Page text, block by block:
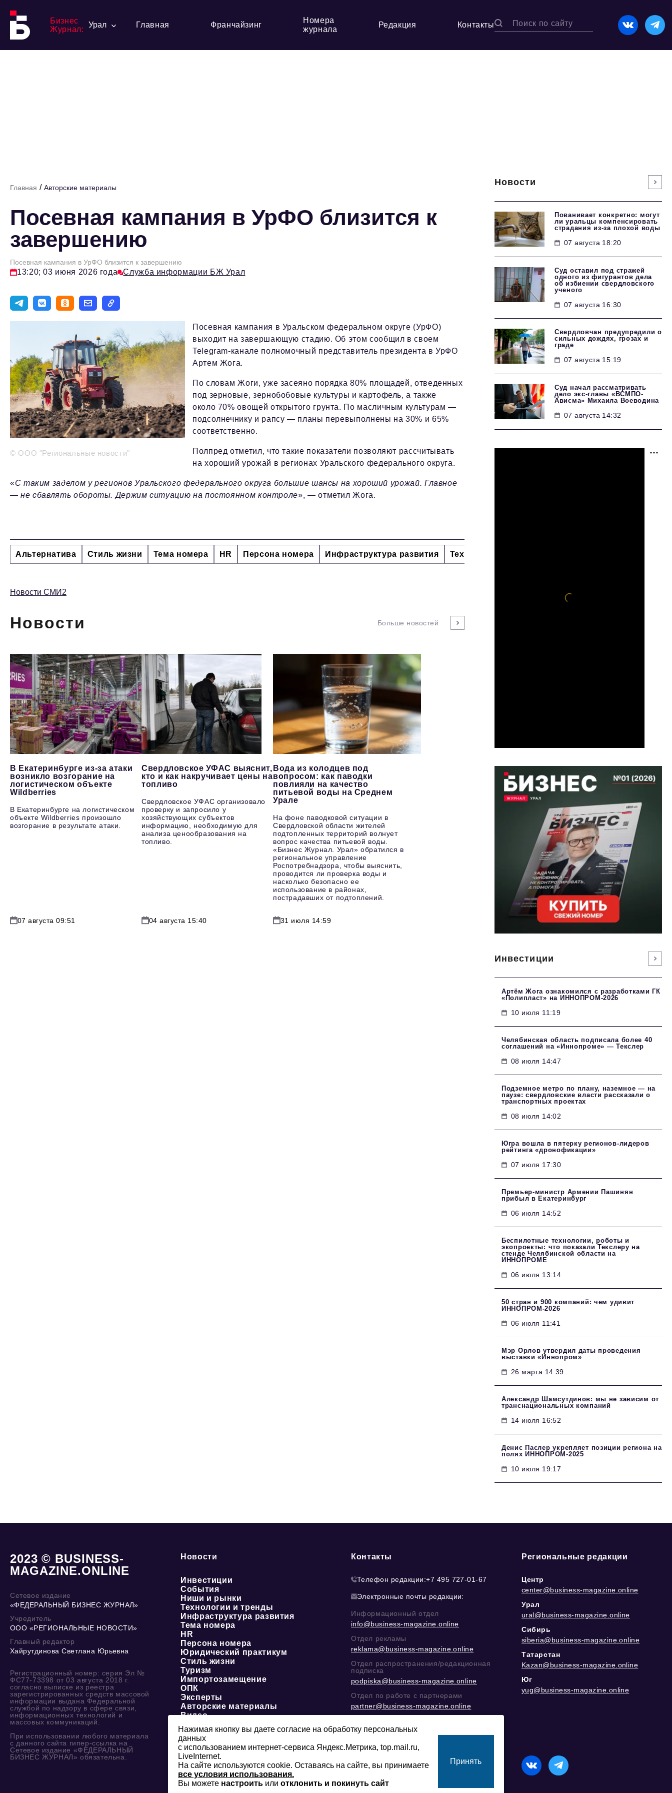
Бизнес
Журнал:
Урал Главная Франчайзинг
Номера
журнала
Редакция Контакты
Главная / Авторские материалы
Посевная кампания в УрФО близится к
завершению
Посевная кампания в УрФО близится к завершению
13:20; 03 июня 2026 года Служба информации БЖ Урал
© ООО "Региональные новости"
Посевная кампания в Уральском федеральном округе (УрФО)
выходит на завершающую стадию. Об этом сообщил в своем
Telegram-канале полномочный представитель президента в УрФО
Артем Жога.
По словам Жоги, уже засеяно порядка 80% площадей, отведенных
под зерновые, зернобобовые культуры и картофель, а также
около 70% овощей открытого грунта. По масличным культурам —
подсолнечнику и рапсу — планы перевыполнены на 30% и 65%
соответственно.
Полпред отметил, что такие показатели позволяют рассчитывать
на хороший урожай в регионах Уральского федерального округа.
«С таким заделом у регионов Уральского федерального округа большие шансы на хороший урожай. Главное
— не сбавлять обороты. Держим ситуацию на постоянном контроле», — отметил Жога.
Альтернатива Стиль жизни Тема номера HR Персона номера Инфраструктура развития Технологии и тренды
Новости СМИ2
Новости Больше новостей
В Екатеринбурге из-за атаки
возникло возгорание на
логистическом объекте
Wildberries
В Екатеринбурге на логистическом
объекте Wildberries произошло
возгорание в результате атаки.
07 августа 09:51
Свердловское УФАС выяснит,
кто и как накручивает цены на
топливо
Свердловское УФАС организовало
проверку и запросило у
хозяйствующих субъектов
информацию, необходимую для
анализа ценообразования на
топливо.
04 августа 15:40
Вода из колодцев под
вопросом: как паводки
повлияли на качество
питьевой воды на Среднем
Урале
На фоне паводковой ситуации в
Свердловской области жителей
подтопленных территорий волнует
вопрос качества питьевой воды.
«Бизнес Журнал. Урал» обратился в
региональное управление
Роспотребнадзора, чтобы выяснить,
проводится ли проверка воды и
насколько безопасно ее
использование в районах,
пострадавших от подтоплений.
31 июля 14:59
Новости
Пованивает конкретно: могут
ли уральцы компенсировать
страдания из-за плохой воды
07 августа 18:20
Суд оставил под стражей
одного из фигурантов дела
об избиении свердловского
ученого
07 августа 16:30
Свердловчан предупредили о
сильных дождях, грозах и
граде
07 августа 15:19
Суд начал рассматривать
дело экс-главы «ВСМПО-
Ависма» Михаила Воеводина
07 августа 14:32
Инвестиции
Артём Жога ознакомился с разработками ГК
«Полипласт» на ИННОПРОМ-2026
10 июля 11:19
Челябинская область подписала более 40
соглашений на «Иннопроме» — Текслер
08 июля 14:47
Подземное метро по плану, наземное — на
паузе: свердловские власти рассказали о
транспортных проектах
08 июля 14:02
Югра вошла в пятерку регионов-лидеров
рейтинга «дронофикации»
07 июля 17:30
Премьер-министр Армении Пашинян
прибыл в Екатеринбург
06 июля 14:52
Беспилотные технологии, роботы и
экопроекты: что показали Текслеру на
стенде Челябинской области на
ИННОПРОМЕ
06 июля 13:14
50 стран и 900 компаний: чем удивит
ИННОПРОМ‑2026
06 июля 11:41
Мэр Орлов утвердил даты проведения
выставки «Иннопром»
26 марта 14:39
Александр Шамсутдинов: мы не зависим от
транснациональных компаний
14 июля 16:52
Денис Паслер укрепляет позиции региона на
полях ИННОПРОМ-2025
10 июля 19:17
2023 © BUSINESS-
MAGAZINE.ONLINE
Сетевое издание
«ФЕДЕРАЛЬНЫЙ БИЗНЕС ЖУРНАЛ»
Учредитель
ООО «РЕГИОНАЛЬНЫЕ НОВОСТИ»
Главный редактор
Хайрутдинова Светлана Юрьевна
Регистрационный номер: серия Эл №
ФС77-73398 от 03 августа 2018 г.
согласно выписке из реестра
зарегистрированных средств массовой
информации выдана Федеральной
службой по надзору в сфере связи,
информационных технологий и
массовых коммуникаций.
При использовании любого материала
с данного сайта гипер-ссылка на
Сетевое издание «ФЕДЕРАЛЬНЫЙ
БИЗНЕС ЖУРНАЛ» обязательна.
Новости
Инвестиции
События
Ниши и рынки
Технологии и тренды
Инфраструктура развития
Тема номера
HR
Персона номера
Юридический практикум
Стиль жизни
Туризм
Импортозамещение
ОПК
Эксперты
Авторские материалы
Видео
Контакты
Телефон редакции:+7 495 727-01-67
Электронные почты редакции:
Информационный отдел
info@business-magazine.online
Отдел рекламы
reklama@business-magazine.online
Отдел распространения/редакционная
подписка
podpiska@business-magazine.online
Отдел по работе с партнерами
partner@business-magazine.online
@mazovилиMAX
16+
Сайт может содержать контент, не предназначенный для лиц
младше 16-ти лет.
Региональные редакции
Центр
center@business-magazine.online
Урал
ural@business-magazine.online
Сибирь
siberia@business-magazine.online
Татарстан
Kazan@business-magazine.online
Юг
yug@business-magazine.online
Нажимая кнопку вы даете согласие на обработку персональных
данных
с использованием интернет-сервиса Яндекс.Метрика, top.mail.ru,
LiveInternet.
На сайте используются cookie. Оставаясь на сайте, вы принимаете
все условия использования.
Вы можете настроить или отклонить и покинуть сайт
Принять